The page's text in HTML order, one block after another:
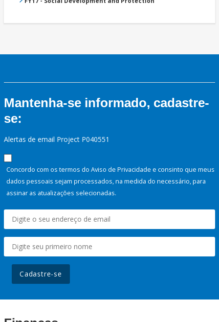
Mantenha-se informado, cadastre-
se:
Alertas de email Project P040551
Concordo com os termos do Aviso de Privacidade e consinto que meus
dados pessoais sejam processados, na medida do necessário, para
assinar as atualizações selecionadas.
Cadastre-se